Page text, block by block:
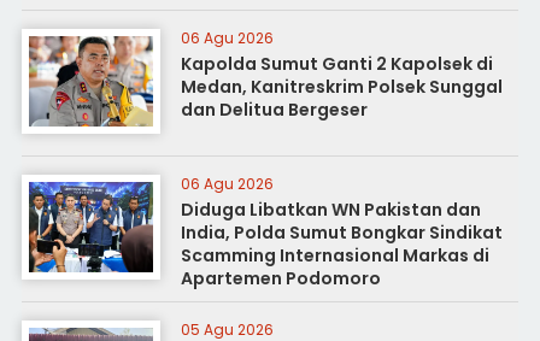
06 Agu 2026
Kapolda Sumut Ganti 2 Kapolsek di
Medan, Kanitreskrim Polsek Sunggal
dan Delitua Bergeser
06 Agu 2026
Diduga Libatkan WN Pakistan dan
India, Polda Sumut Bongkar Sindikat
Scamming Internasional Markas di
Apartemen Podomoro
05 Agu 2026